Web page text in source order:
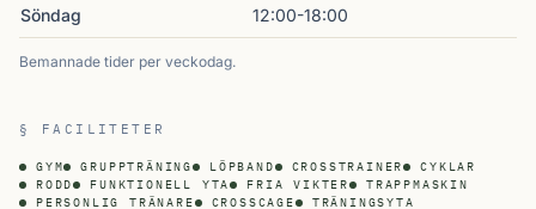
Söndag 12:00-18:00
Bemannade tider per veckodag.
§ FACILITETER
GYM GRUPPTRÄNING LÖPBAND CROSSTRAINER
CYKLAR
RODD
FUNKTIONELL YTA FRIA VIKTER
TRAPPMASKIN
PERSONLIG TRÄNARE
CROSSCAGE
TRÄNINGSYTA